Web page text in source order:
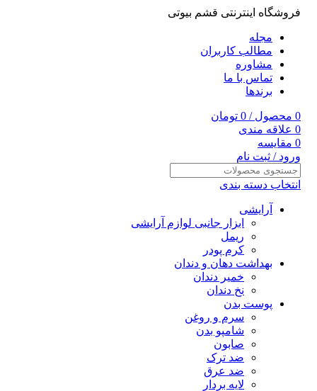
فروشگاه اینترنتی قشم بیوتی
مجله
مطالب کاربران
مشاوره
تماس با ما
برندها
0 محصول /
0 تومان
0 علاقه مندی
0 مقایسه
ورود / ثبت نام
انتخاب دسته بندی
آرایشی
ابزار جانبی لوازم آرایشی
ریمل
کرم پودر
بهداشت دهان و دندان
خمیر دندان
نخ دندان
پوست بدن
سرم و روغن
شامپو بدن
صابون
ضد ترک
ضد عرق
لایه بردار